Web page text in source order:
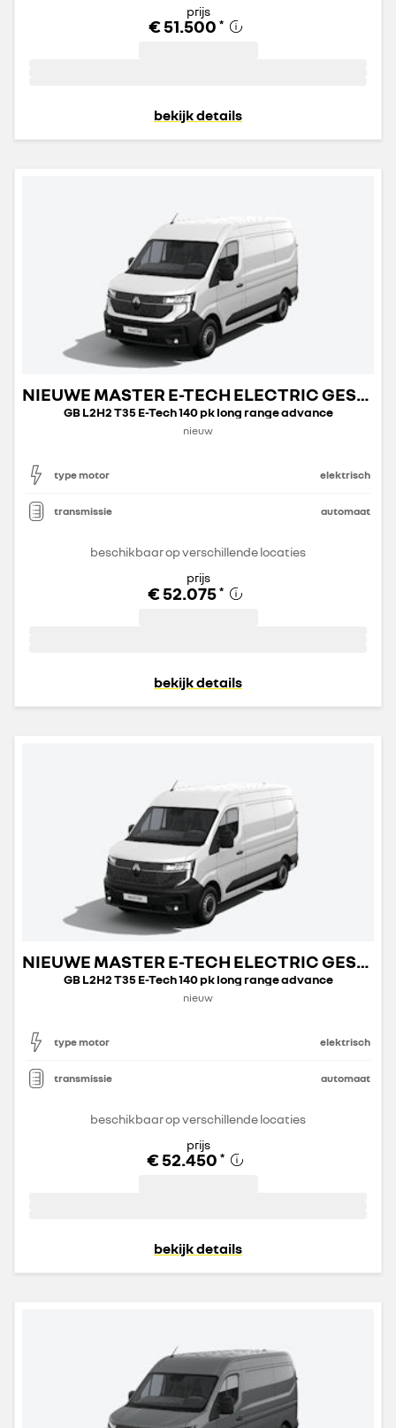
prijs
€ 51.500 *
bekijk details
NIEUWE MASTER E-TECH ELECTRIC GESLOTEN TRANSPORT
GB L2H2 T35 E-Tech 140 pk long range advance
nieuw
type motor elektrisch
transmissie automaat
beschikbaar op verschillende locaties
prijs
€ 52.075 *
bekijk details
NIEUWE MASTER E-TECH ELECTRIC GESLOTEN TRANSPORT
GB L2H2 T35 E-Tech 140 pk long range advance
nieuw
type motor elektrisch
transmissie automaat
beschikbaar op verschillende locaties
prijs
€ 52.450 *
bekijk details